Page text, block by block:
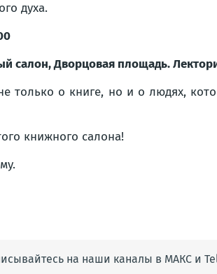
духа.
салон, Дворцовая площадь.
только о книге, но и о людях,
книжного салона!
на наши каналы в МАКС и